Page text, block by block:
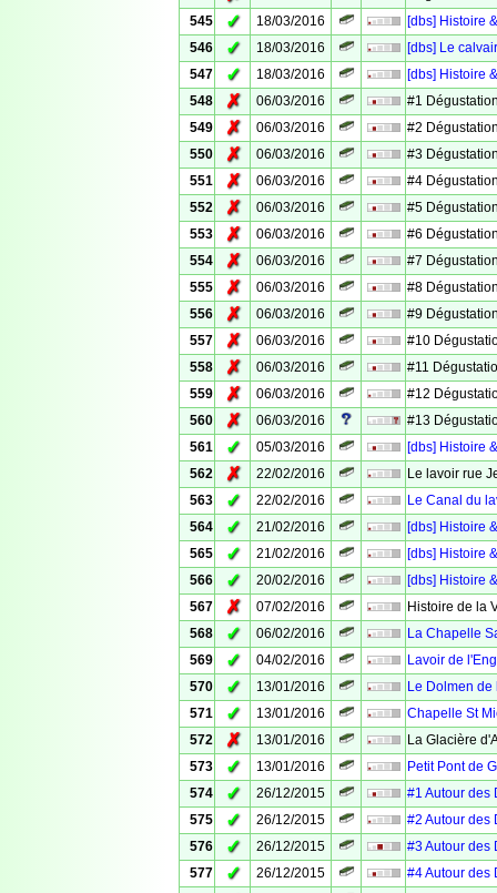
545
✓ 18/03/2016
[dbs] Histoire
546
✓ 18/03/2016
[dbs] Le
547
✓ 18/03/2016
[dbs] Histoire
548
✗ 06/03/2016
#1
549
✗ 06/03/2016
#2
550
✗ 06/03/2016
#3
551
✗ 06/03/2016
#4
552
✗ 06/03/2016
#5
553
✗ 06/03/2016
#6
554
✗ 06/03/2016
#7
555
✗ 06/03/2016
#8
556
✗ 06/03/2016
#9
557
✗ 06/03/2016
#10
558
✗ 06/03/2016
#11
559
✗ 06/03/2016
#12
560
✗ 06/03/2016
#13
561
✓ 05/03/2016
[dbs] Histoire
562
✗ 22/02/2016
Le lavoir rue
563
✓ 22/02/2016
Le Canal du
564
✓ 21/02/2016
[dbs] Histoire
565
✓ 21/02/2016
[dbs] Histoire
566
✓ 20/02/2016
[dbs] Histoire
567
✗ 07/02/2016
Histoire de la
568
✓ 06/02/2016
La Chapelle
569
✓ 04/02/2016
Lavoir de
570
✓ 13/01/2016
Le Dolmen de
571
✓ 13/01/2016
Chapelle St
572
✗ 13/01/2016
La Glacière
573
✓ 13/01/2016
Petit Pont de
574
✓ 26/12/2015
#1 Autour des
575
✓ 26/12/2015
#2 Autour des
576
✓ 26/12/2015
#3 Autour des
577
✓ 26/12/2015
#4 Autour des